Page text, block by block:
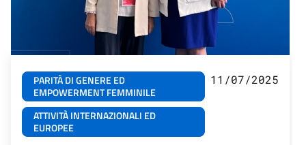
PARITÀ DI GENERE ED
EMPOWERMENT FEMMINILE
ATTIVITÀ INTERNAZIONALI ED
EUROPEE
11/07/2025